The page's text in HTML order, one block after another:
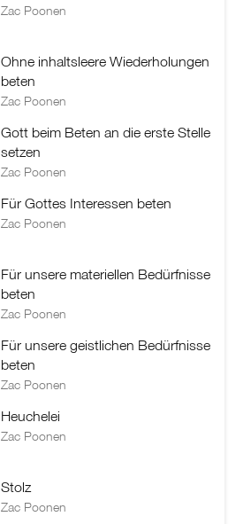
Zac Poonen
Ohne inhaltsleere Wiederholungen
beten
Zac Poonen
Gott beim Beten an die erste Stelle
setzen
Zac Poonen
Für Gottes Interessen beten
Zac Poonen
Für unsere materiellen Bedürfnisse
beten
Zac Poonen
Für unsere geistlichen Bedürfnisse
beten
Zac Poonen
Heuchelei
Zac Poonen
Stolz
Zac Poonen